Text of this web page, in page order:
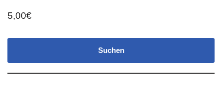
5,00€
Suchen